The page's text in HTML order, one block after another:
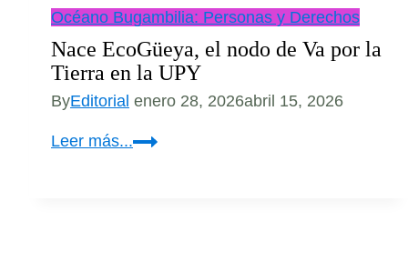
Océano Bugambilia: Personas y Derechos
Nace EcoGüeya, el nodo de Va por la
Tierra en la UPY
ByEditorial enero 28, 2026abril 15, 2026
Leer más...Nace